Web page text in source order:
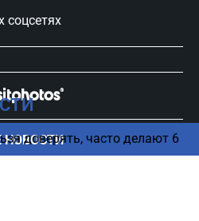
доверять, часто делают 6
НОВОСТИ
соцсетях
защищены